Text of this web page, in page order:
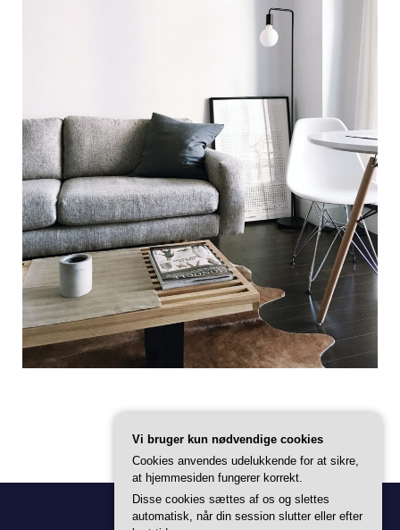
Vi bruger kun nødvendige cookies
Cookies anvendes udelukkende for at sikre,
at hjemmesiden fungerer korrekt.
Disse cookies sættes af os og slettes
automatisk, når din session slutter eller efter